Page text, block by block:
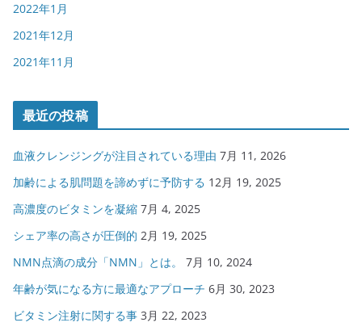
2022年1月
2021年12月
2021年11月
最近の投稿
血液クレンジングが注目されている理由 7月 11, 2026
加齢による肌問題を諦めずに予防する 12月 19, 2025
高濃度のビタミンを凝縮 7月 4, 2025
シェア率の高さが圧倒的 2月 19, 2025
NMN点滴の成分「NMN」とは。
7月 10, 2024
年齢が気になる方に最適なアプローチ 6月 30, 2023
ビタミン注射に関する事 3月 22, 2023